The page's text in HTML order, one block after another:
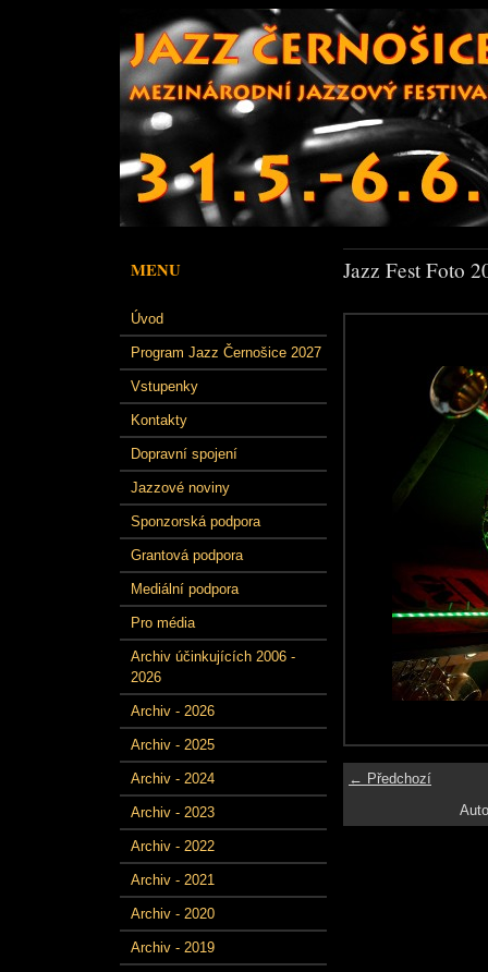
MENU
Úvod
Program Jazz Černošice 2027
Vstupenky
Kontakty
Dopravní spojení
Jazzové noviny
Sponzorská podpora
Grantová podpora
Mediální podpora
Pro média
Archiv účinkujících 2006 -
2026
Archiv - 2026
Archiv - 2025
Archiv - 2024
Archiv - 2023
Archiv - 2022
Archiv - 2021
Archiv - 2020
Archiv - 2019
Jazz Fest Foto
← Předchozí